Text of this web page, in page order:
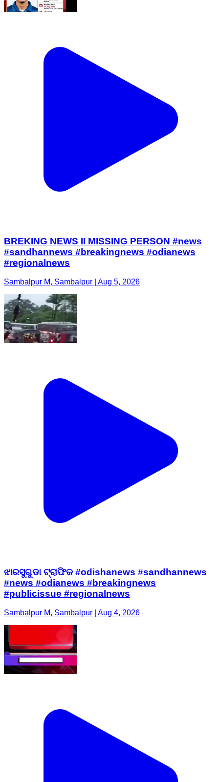
BREKING NEWS II MISSING PERSON #news
#sandhannews #breakingnews #odianews
#regionalnews
Sambalpur M, Sambalpur | Aug 5, 2026
ଝାରସୁଗୁଡା ଟ୍ରାଫିକ #odishanews #sandhannews
#news #odianews #breakingnews
#publicissue #regionalnews
Sambalpur M, Sambalpur | Aug 4, 2026